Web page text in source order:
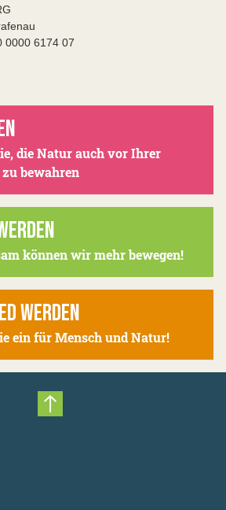
0000 6174 07
die Natur auch vor Ihrer
bewahren
können wir mehr bewegen!
WERDEN
ein für Mensch und Natur!
Nach oben scrollen